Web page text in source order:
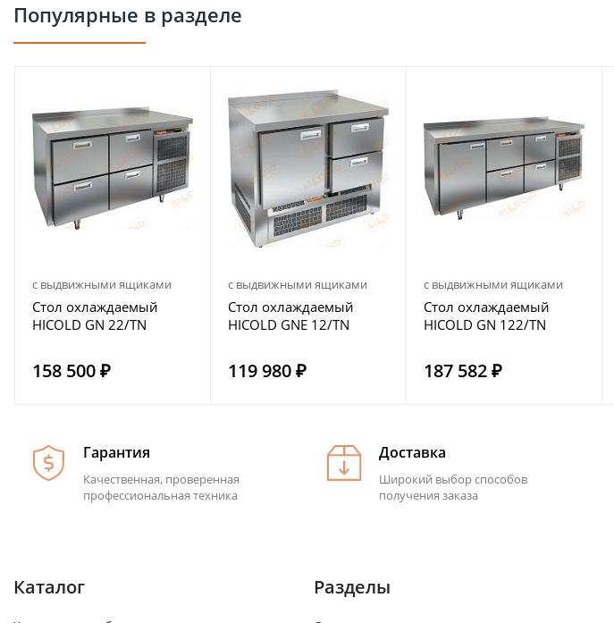
Популярные в разделе
с выдвижными ящиками
Стол охлаждаемый
HICOLD GN 22/TN
158 500 ₽
с выдвижными ящиками
Стол охлаждаемый
HICOLD GNE 12/TN
119 980 ₽
с выдвижными ящиками
Стол охлаждаемый
HICOLD GN 122/TN
187 582 ₽
Гарантия
Качественная, проверенная
профессиональная техника
Доставка
Широкий выбор способов
получения заказа
Каталог Разделы